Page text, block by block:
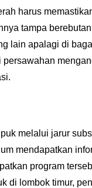
harus
tampa
lain apalagi di
persawahan
melalui jarur
mendapatkan
program
di lombok timur,